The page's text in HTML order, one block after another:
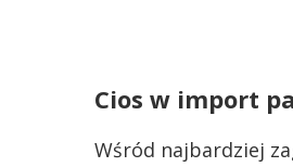
Cios w import
Wśród najbardziej